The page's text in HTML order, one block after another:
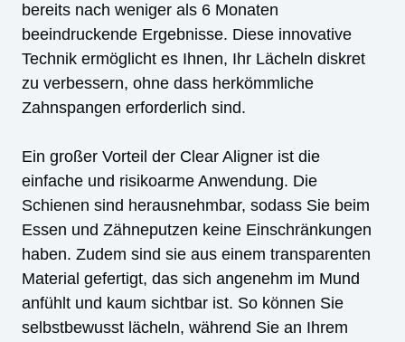
bereits nach weniger als 6 Monaten
beeindruckende Ergebnisse. Diese innovative
Technik ermöglicht es Ihnen, Ihr Lächeln diskret
zu verbessern, ohne dass herkömmliche
Zahnspangen erforderlich sind.
Ein großer Vorteil der Clear Aligner ist die
einfache und risikoarme Anwendung. Die
Schienen sind herausnehmbar, sodass Sie beim
Essen und Zähneputzen keine Einschränkungen
haben. Zudem sind sie aus einem transparenten
Material gefertigt, das sich angenehm im Mund
anfühlt und kaum sichtbar ist. So können Sie
selbstbewusst lächeln, während Sie an Ihrem